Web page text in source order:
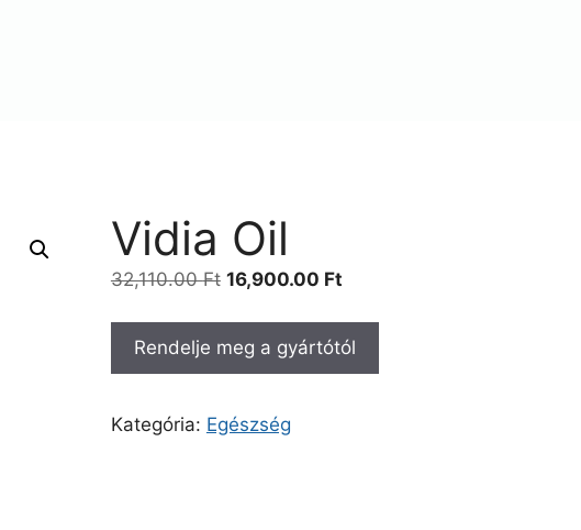
Vidia Oil
32,110.00Ft Original
32,110.00 Ft.
16,900.00 FtCurrent
is:
16,900.00 Ft.
Rendelje meg a gyártótól
Kategória: Egészség